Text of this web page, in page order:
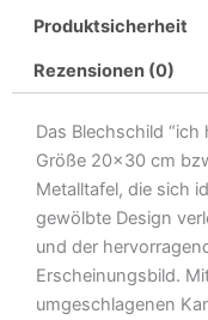
mit
meinem
Mann
Metall
Deko
Blechschild
Menge
Produktsicherheit
Rezensionen (0)
Das Blechschild
Größe 20×30 cm
Metalltafel, die sich
gewölbte Design
und der
Erscheinungsbild.
umgeschlagenen